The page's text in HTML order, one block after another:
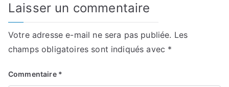
Laisser un commentaire
Votre adresse e-mail ne sera pas publiée. Les
champs obligatoires sont indiqués avec *
Commentaire *